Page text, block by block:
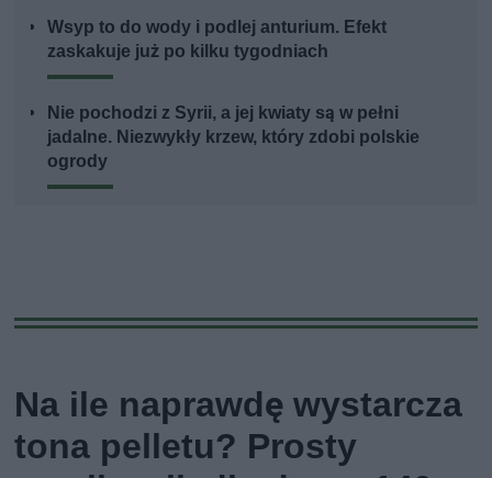
Wsyp to do wody i podlej anturium. Efekt
zaskakuje już po kilku tygodniach
Nie pochodzi z Syrii, a jej kwiaty są w pełni
jadalne. Niezwykły krzew, który zdobi polskie
ogrody
Na ile naprawdę wystarcza
tona pelletu? Prosty